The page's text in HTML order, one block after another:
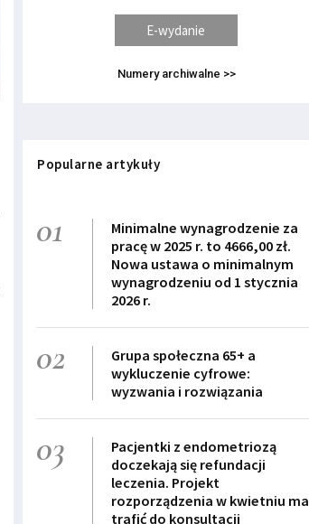
E-wydanie
Numery archiwalne >>
Popularne artykuły
01
Minimalne wynagrodzenie za
pracę w 2025 r. to 4666,00 zł.
Nowa ustawa o minimalnym
wynagrodzeniu od 1 stycznia
2026 r.
02
Grupa społeczna 65+ a
wykluczenie cyfrowe:
wyzwania i rozwiązania
03
Pacjentki z endometriozą
doczekają się refundacji
leczenia. Projekt
rozporządzenia w kwietniu ma
trafić do konsultacji